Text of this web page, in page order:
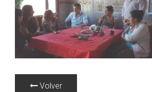
Volver